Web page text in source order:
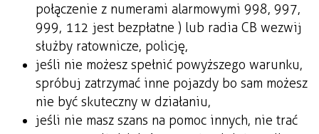
połączenie z numerami alarmowymi 998, 997,
999, 112 jest bezpłatne ) lub radia CB wezwij
służby ratownicze, policję,
jeśli nie możesz spełnić powyższego warunku,
spróbuj zatrzymać inne pojazdy bo sam możesz
nie być skuteczny w działaniu,
jeśli nie masz szans na pomoc innych, nie trać